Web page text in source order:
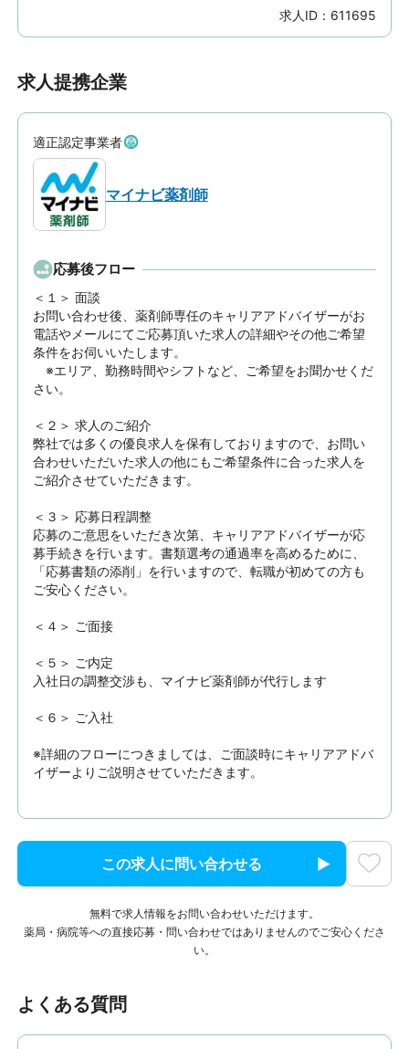
求人ID： 611695
求人提携企業
適正認定事業者
マイナビ薬剤師
応募後フロー
＜１＞ 面談
お問い合わせ後、薬剤師専任のキャリアアドバイザーがお
電話やメールにてご応募頂いた求人の詳細やその他ご希望
条件をお伺いいたします。
※エリア、勤務時間やシフトなど、ご希望をお聞かせくだ
さい。
＜２＞ 求人のご紹介
弊社では多くの優良求人を保有しておりますので、お問い
合わせいただいた求人の他にもご希望条件に合った求人を
ご紹介させていただきます。
＜３＞ 応募日程調整
応募のご意思をいただき次第、キャリアアドバイザーが応
募手続きを行います。書類選考の通過率を高めるために、
「応募書類の添削」を行いますので、転職が初めての方も
ご安心ください。
＜４＞ ご面接
＜５＞ ご内定
入社日の調整交渉も、マイナビ薬剤師が代行します
＜６＞ ご入社
※詳細のフローにつきましては、ご面談時にキャリアアドバ
イザーよりご説明させていただきます。
この求人に問い合わせる
無料で求人情報をお問い合わせいただけます。
薬局・病院等への直接応募・問い合わせではありませんのでご安心くださ
い。
よくある質問